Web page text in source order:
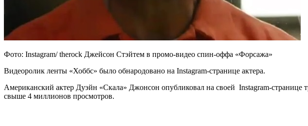
Фото: Instagram/ therock Джейсон Стэйтем в промо-видео спин-оффа «Форсажа»
Видеоролик ленты «Хоббс» было обнародовано на Instagram-странице актера.
Американский актер Дуэйн «Скала» Джонсон опубликовал на своей Instagram-странице
свыше 4 миллионов просмотров.